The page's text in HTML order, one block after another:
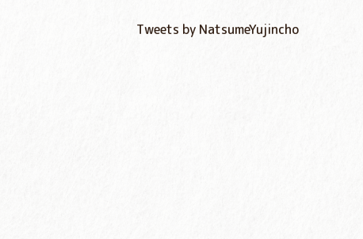
Tweets by NatsumeYujincho